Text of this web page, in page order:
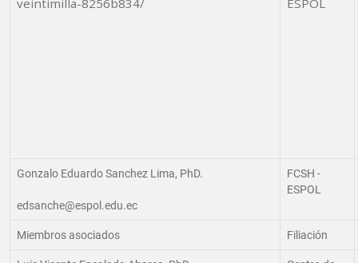
Gonzalo Eduardo Sanchez Lima, PhD.
edsanche@espol.edu.ec
FCSH -
ESPOL
Miembros asociados Filiación